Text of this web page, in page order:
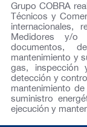
Grupo COBRA
Técnicos y
internacionales,
Medidores y/
documentos,
mantenimiento y
gas,
detección y
mantenimiento
suministro
ejecución y